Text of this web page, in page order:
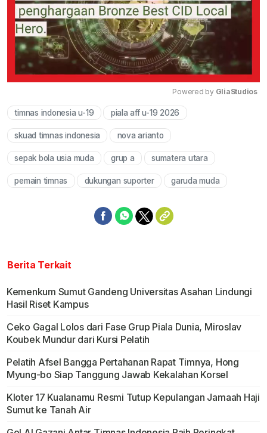
Powered by GliaStudios
timnas indonesia u-19 piala aff u-19 2026
skuad timnas indonesia nova arianto
sepak bola usia muda grup a sumatera utara
pemain timnas dukungan suporter garuda muda
Berita Terkait
Kemenkum Sumut Gandeng Universitas Asahan Lindungi
Hasil Riset Kampus
Ceko Gagal Lolos dari Fase Grup Piala Dunia, Miroslav
Koubek Mundur dari Kursi Pelatih
Pelatih Afsel Bangga Pertahanan Rapat Timnya, Hong
Myung-bo Siap Tanggung Jawab Kekalahan Korsel
Kloter 17 Kualanamu Resmi Tutup Kepulangan Jamaah Haji
Sumut ke Tanah Air